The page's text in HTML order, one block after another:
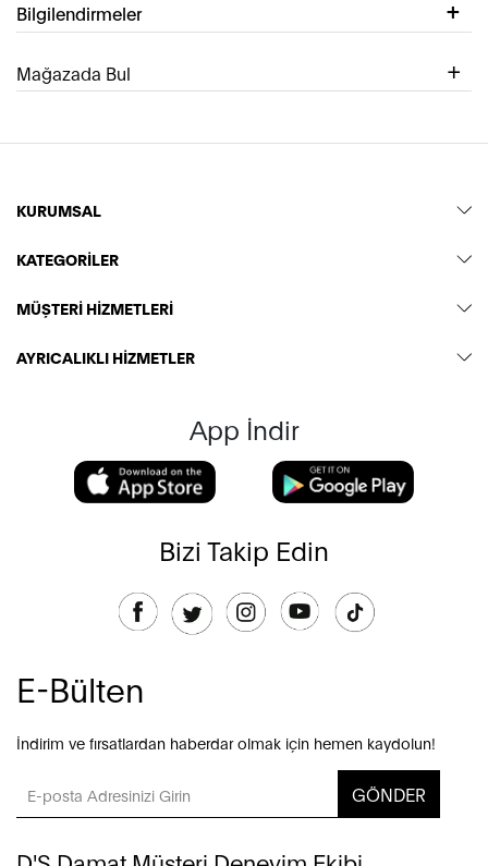
Bilgilendirmeler
Mağazada Bul
KURUMSAL
KATEGORİLER
MÜŞTERİ HİZMETLERİ
AYRICALIKLI HİZMETLER
App İndir
Bizi Takip Edin
E-Bülten
İndirim ve fırsatlardan haberdar olmak için hemen kaydolun!
GÖNDER